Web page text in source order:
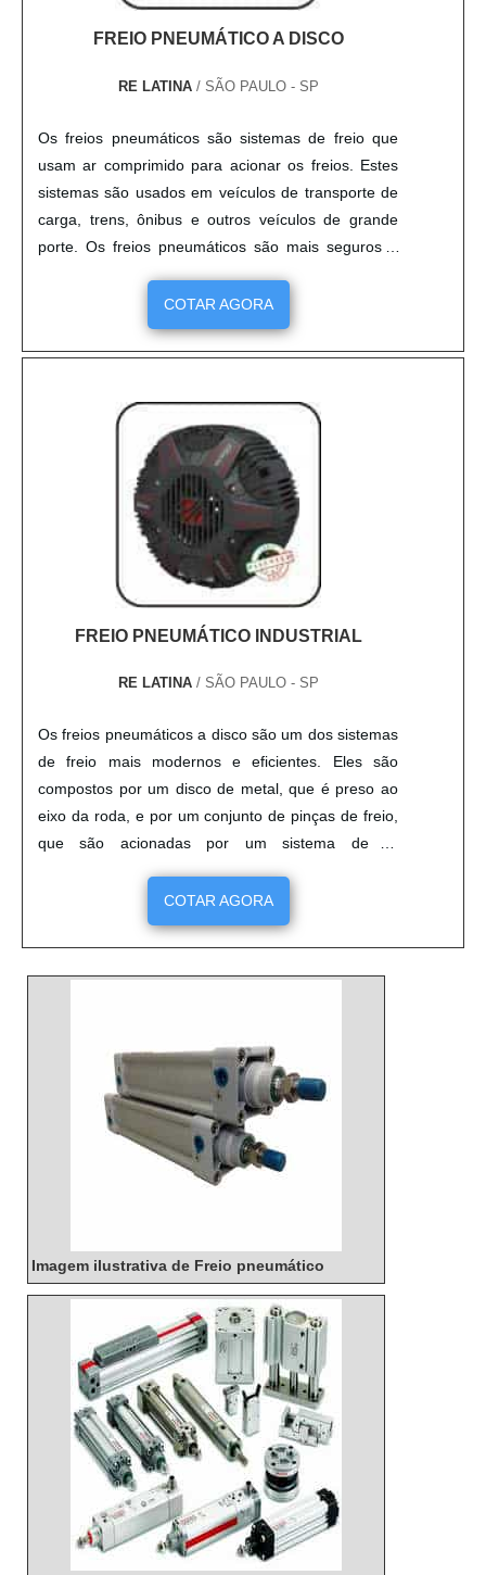
FREIO PNEUMÁTICO A DISCO
RE LATINA / SÃO PAULO - SP
Os freios pneumáticos são sistemas de freio que
usam ar comprimido para acionar os freios. Estes
sistemas são usados em veículos de transporte de
carga, trens, ônibus e outros veículos de grande
porte. Os freios pneumáticos são mais seguros e
confiáveis do que os sistemas de freio mecânicos,
pois oferecem maior resistência ao desgaste e ao
aquecimento. Além disso, eles são mais leves e
mais fáceis de manter. Os freios pneumáticos
veículo seja parado de forma mais rápida e segura.
COTAR AGORA
FREIO PNEUMÁTICO INDUSTRIAL
RE LATINA / SÃO PAULO - SP
Os freios pneumáticos a disco são um dos sistemas
de freio mais modernos e eficientes. Eles são
compostos por um disco de metal, que é preso ao
eixo da roda, e por um conjunto de pinças de freio,
que são acionadas por um sistema de ar
comprimido. O disco é pressionado pelas pinças, o
que gera uma força de frenagem que reduz a
velocidade do veículo. Estes freios são mais
seguros e eficientes que os sistemas de freio
convencionais, pois oferecem maior resistência à
COTAR AGORA
Imagem ilustrativa de Freio pneumático